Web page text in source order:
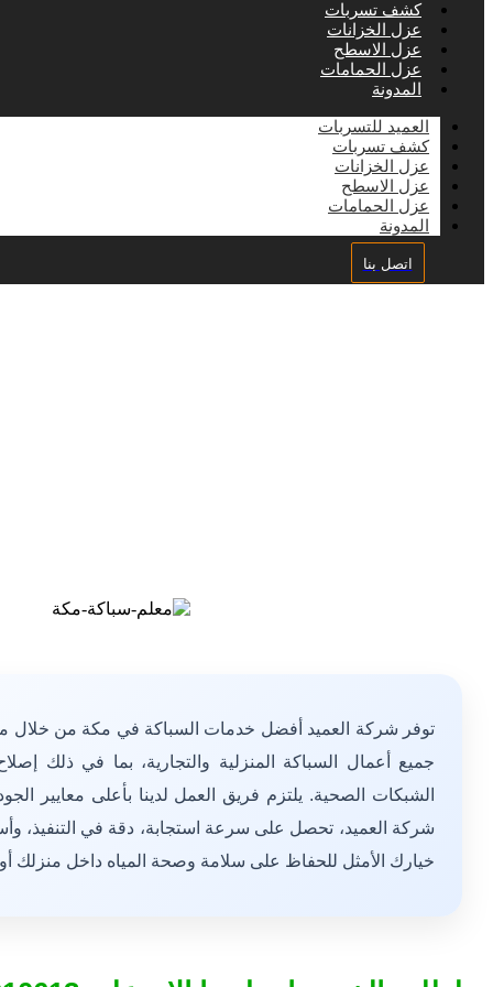
كشف تسربات
عزل الخزانات
عزل الاسطح
عزل الحمامات
المدونة
العميد للتسربات
كشف تسربات
عزل الخزانات
عزل الاسطح
عزل الحمامات
المدونة
اتصل بنا
توفر شركة العميد أفضل خدمات السباكة في مكة من
جميع أعمال السباكة المنزلية والتجارية، بما في ذلك
الشبكات الصحية. يلتزم فريق العمل لدينا بأعلى معايير
شركة العميد، تحصل على سرعة استجابة، دقة في التنفيذ،
خيارك الأمثل للحفاظ على سلامة وصحة المياه داخل منزلك أو